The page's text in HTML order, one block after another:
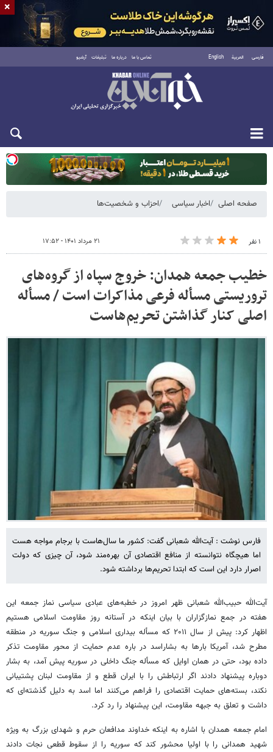
فارسی العربية English تماس با ما درباره ما تبلیغات آرشیو
یکشنبه ۱۸ مرداد ۱۴۰۵
صفحه اصلی اخبار سیاسی احزاب و شخصیت‌ها
۱ نفر ۲۱ مرداد ۱۴۰۱ - ۱۷:۵۲
خطیب جمعه همدان: خروج سپاه از گروه‌های
تروریستی مسأله فرعی مذاکرات است / مسأله
اصلی کنار گذاشتن تحریم‌هاست
فارس نوشت : آیت‌الله شعبانی گفت: کشور ما سال‌هاست با برجام مواجه هست
اما هیچگاه نتوانسته از منافع اقتصادی آن بهره‌مند شود، آن چیزی که دولت
اصرار دارد این است که ابتدا تحریم‌ها برداشته شود.
آیت‌الله حبیب‌الله شعبانی ظهر امروز در خطبه‌های عبادی سیاسی نماز جمعه این
هفته در جمع نمازگزاران با بیان اینکه در آستانه روز مقاومت اسلامی هستیم
اظهار کرد: پیش از سال ۲۰۱۱ که مسأله بیداری اسلامی و جنگ سوریه در منطقه
مطرح شد، آمریکا بارها به بشاراسد در باره عدم حمایت از محور مقاومت تذکر
داده بود، حتی در همان اوایل که مسأله جنگ داخلی در سوریه پیش آمد، به بشار
دوباره پیشنهاد دادند اگر ارتباطش را با ایران قطع و از مقاومت لبنان پشتیبانی
نکند، بسته‌های حمایت اقتصادی را فراهم می‌کنند اما اسد به دلیل گذشته‌ای که
داشت و تعلق به جبهه مقاومت، این پیشنهاد را رد کرد.
امام جمعه همدان با اشاره به اینکه خداوند مدافعان حرم و شهدای بزرگ به ویژه
شهید همدانی را با اولیا محشور کند که سوریه را از سقوط قطعی نجات دادند
×